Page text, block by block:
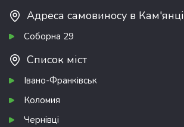
Адреса самовиносу в Кам'янці
Соборна 29
Список міст
Івано-Франківськ
Коломия
Чернівці